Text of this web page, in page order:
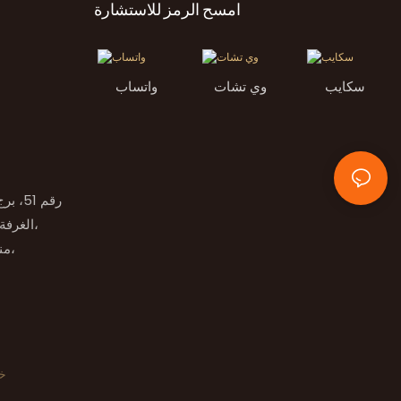
الغرفة رقم 2، الطابق التاسع، طريق راما 9،
منطقة هوامارك سود، منطقة بانجكابي،
امسح الرمز للاستشارة
واتساب وي تشات سكايب